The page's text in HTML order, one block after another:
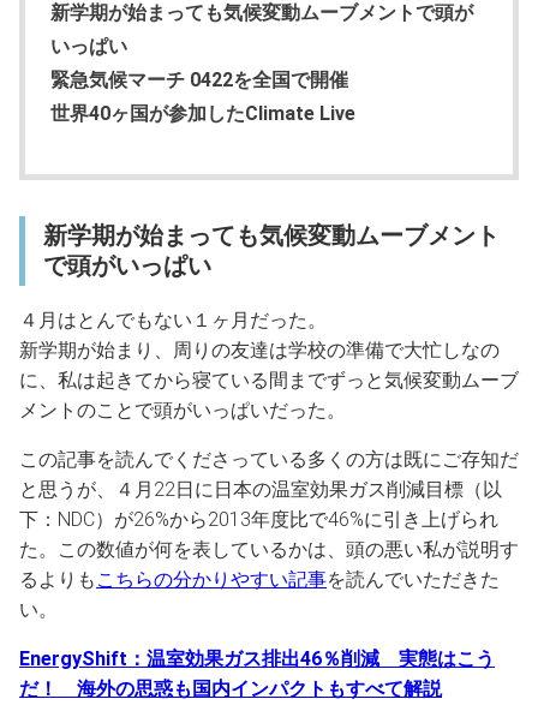
新学期が始まっても気候変動ムーブメントで頭が
いっぱい
緊急気候マーチ 0422を全国で開催
世界40ヶ国が参加したClimate Live
新学期が始まっても気候変動ムーブメント
で頭がいっぱい
４月はとんでもない１ヶ月だった。
新学期が始まり、周りの友達は学校の準備で大忙しなの
に、私は起きてから寝ている間までずっと気候変動ムーブ
メントのことで頭がいっぱいだった。
この記事を読んでくださっている多くの方は既にご存知だ
と思うが、４月22日に日本の温室効果ガス削減目標（以
下：NDC）が26%から2013年度比で46%に引き上げられ
た。この数値が何を表しているかは、頭の悪い私が説明す
るよりも こちらの分かりやすい記事を読んでいただきた
い。
EnergyShift：温室効果ガス排出46％削減 実態はこう
だ！ 海外の思惑も国内インパクトもすべて解説